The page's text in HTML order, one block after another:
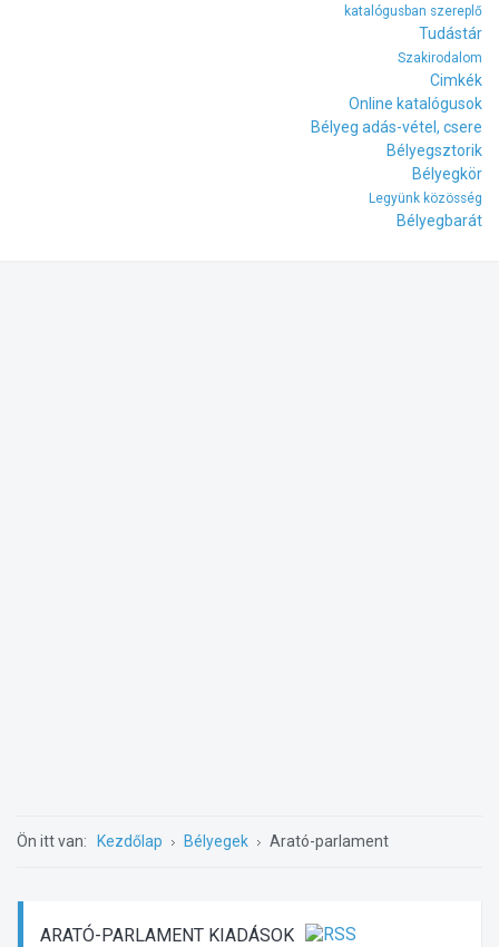
katalógusban szereplő
Tudástár
Szakirodalom
Cimkék
Online katalógusok
Bélyeg adás-vétel, csere
Bélyegsztorik
Bélyegkör
Legyünk közösség
Bélyegbarát
Ön itt van: Kezdőlap Bélyegek Arató-parlament
ARATÓ-PARLAMENT KIADÁSOK